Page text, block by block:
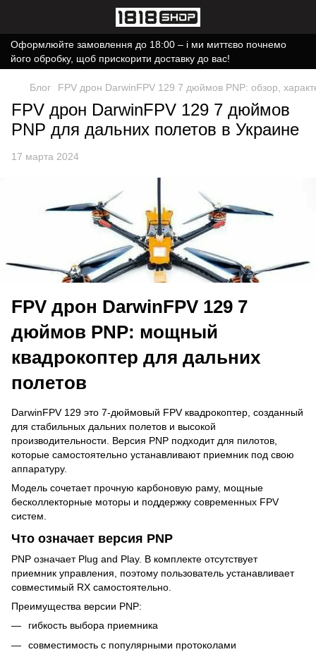
Оформлюйте замовлення до 18:00 – і ми миттєво почнемо
його обробку, щоб прискорити доставку до вас!
Блог FPV дрон DarwinFPV 129 7 дюймов PNP: обзор,
FPV дрон DarwinFPV 129 7 дюймов
PNP для дальних полетов в Украине
17 марта 2024
FPV дрон DarwinFPV 129 7
дюймов PNP: мощный
квадрокоптер для дальних
полетов
DarwinFPV 129 это 7-дюймовый FPV квадрокоптер, созданный
для стабильных дальних полетов и высокой
производительности. Версия PNP подходит для пилотов,
которые самостоятельно устанавливают приемник под свою
аппаратуру.
Модель сочетает прочную карбоновую раму, мощные
бесколлекторные моторы и поддержку современных FPV
систем.
Что означает версия PNP
PNP означает Plug and Play. В комплекте отсутствует
приемник управления, поэтому пользователь устанавливает
совместимый RX самостоятельно.
Преимущества версии PNP:
гибкость выбора приемника
совместимость с популярными протоколами